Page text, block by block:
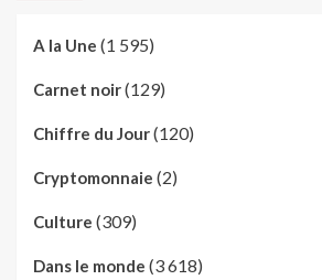
A la Une (1 595)
Carnet noir(129)
Chiffre du Jour(120)
Cryptomonnaie (2)
Culture (309)
Dans le monde (3 618)